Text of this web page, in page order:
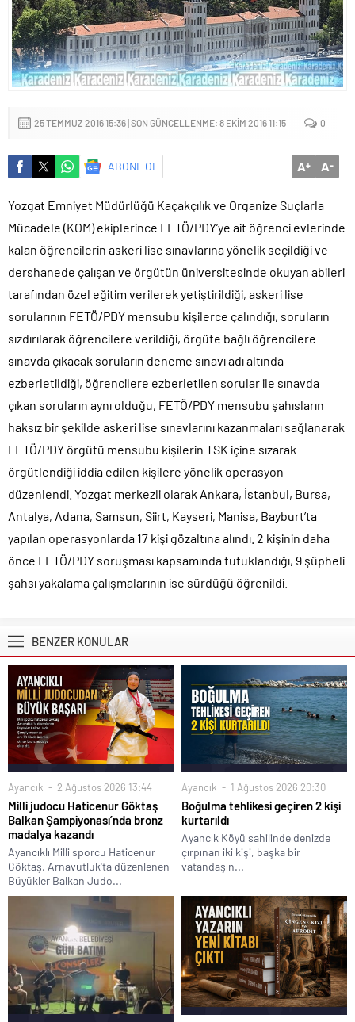
mu?
25 TEMMUZ 2016 15:36 | SON GÜNCELLENME: 8 EKIM 2016 11:15 0
ABONE OL A+ A-
Yozgat Emniyet Müdürlüğü Kaçakçılık ve Organize Suçlarla
Mücadele (KOM) ekiplerince FETÖ/PDY’ye ait öğrenci evlerinde
kalan öğrencilerin askeri lise sınavlarına yönelik seçildiği ve
dershanede çalışan ve örgütün üniversitesinde okuyan abileri
tarafından özel eğitim verilerek yetiştirildiği, askeri lise
sorularının FETÖ/PDY mensubu kişilerce çalındığı, soruların
sızdırılarak öğrencilere verildiği, örgüte bağlı öğrencilere
sınavda çıkacak soruların deneme sınavı adı altında
ezberletildiği, öğrencilere ezberletilen sorular ile sınavda
çıkan soruların aynı olduğu, FETÖ/PDY mensubu şahısların
haksız bir şekilde askeri lise sınavlarını kazanmaları sağlanarak
FETÖ/PDY örgütü mensubu kişilerin TSK içine sızarak
örgütlendiği iddia edilen kişilere yönelik operasyon
düzenlendi. Yozgat merkezli olarak Ankara, İstanbul, Bursa,
Antalya, Adana, Samsun, Siirt, Kayseri, Manisa, Bayburt’ta
yapılan operasyonlarda 17 kişi gözaltına alındı. 2 kişinin daha
önce FETÖ/PDY soruşması kapsamında tutuklandığı, 9 şüpheli
şahsı yakalama çalışmalarının ise sürdüğü öğrenildi.
BENZER KONULAR
Ayancık 2 Ağustos 2026 13:44
Milli judocu Haticenur Göktaş
Balkan Şampiyonası’nda bronz
madalya kazandı
Ayancıklı Milli sporcu Haticenur
Göktaş, Arnavutluk'ta düzenlenen
Büyükler Balkan Judo...
Ayancık 1 Ağustos 2026 20:30
Boğulma tehlikesi geçiren 2 kişi
kurtarıldı
Ayancık Köyü sahilinde denizde
çırpınan iki kişi, başka bir
vatandaşın...